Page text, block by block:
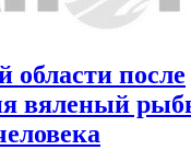
области после
вяленый